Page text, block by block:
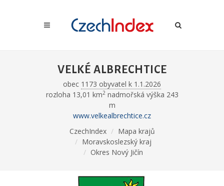
VELKÉ ALBRECHTICE
obec 1173 obyvatel k 1.1.2026
rozloha 13,01 km2nadmořská výška 243
m
www.velkealbrechtice.cz
CzechIndex
Mapa krajů
Moravskoslezský kraj
Okres Nový Jičín